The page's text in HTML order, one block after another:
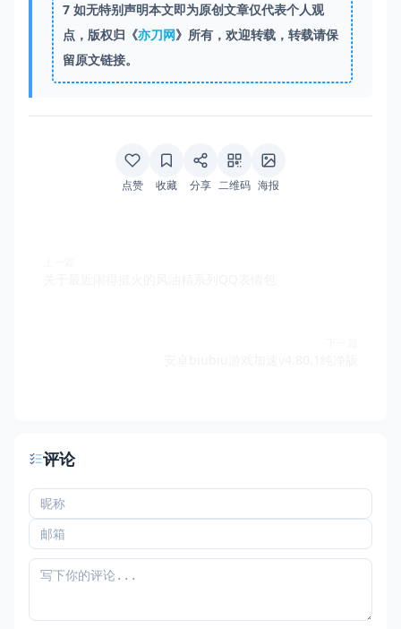
7如无特别声明本文即为原创文章仅代表个人观
点，版权归《亦刀网》所有，欢迎转载，转载请保
留原文链接。
点赞 收藏 分享 二维码 海报
评论